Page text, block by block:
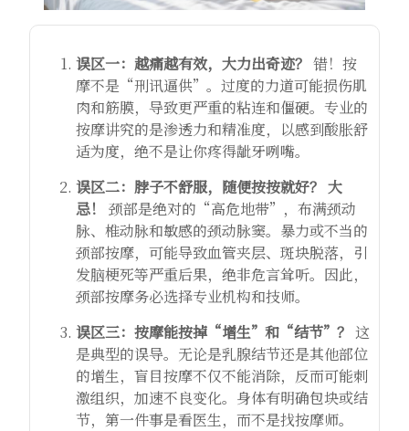
误区一：越痛越有效，大力出奇迹？ 错！按
摩不是“刑讯逼供”。过度的力道可能损伤肌
肉和筋膜，导致更严重的粘连和僵硬。专业的
按摩讲究的是渗透力和精准度，以感到酸胀舒
适为度，绝不是让你疼得龇牙咧嘴。
误区二：脖子不舒服，随便按按就好？ 大
忌！
颈部是绝对的“高危地带”，布满颈动
脉、椎动脉和敏感的颈动脉窦。暴力或不当的
颈部按摩，可能导致血管夹层、斑块脱落，引
发脑梗死等严重后果，绝非危言耸听。因此，
颈部按摩务必选择专业机构和技师。
误区三：按摩能按掉“增生”和“结节”？ 这
是典型的误导。无论是乳腺结节还是其他部位
的增生，盲目按摩不仅不能消除，反而可能刺
激组织，加速不良变化。身体有明确包块或结
节，第一件事是看医生，而不是找按摩师。